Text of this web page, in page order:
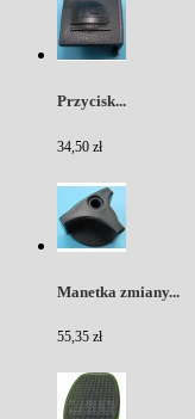
Przycisk...
34,50 zł
Manetka zmiany...
55,35 zł